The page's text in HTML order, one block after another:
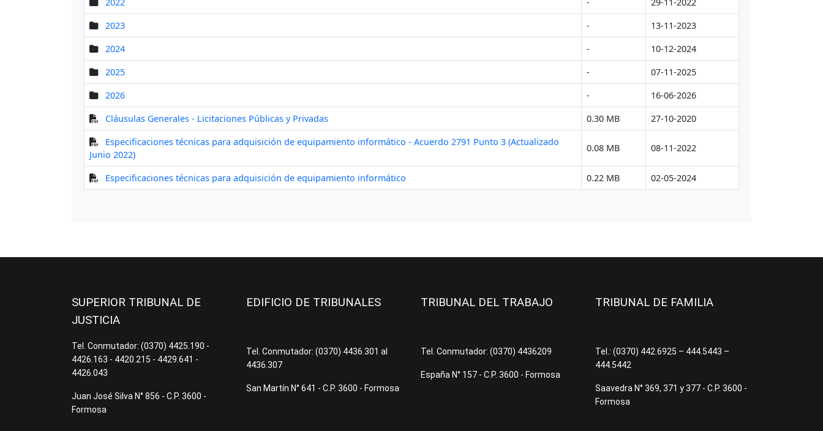
SUPERIOR TRIBUNAL DE
JUSTICIA
Tel. Conmutador: (0370) 4425.190 -
4426.163 - 4420.215 - 4429.641 -
4426.043
Juan José Silva N° 856 - C.P. 3600 -
Formosa
EDIFICIO DE TRIBUNALES
Tel. Conmutador: (0370) 4436.301 al
4436.307
San Martín N° 641 - C.P. 3600 - Formosa
TRIBUNAL DEL TRABAJO
Tel. Conmutador: (0370) 4436209
España N° 157 - C.P. 3600 - Formosa
TRIBUNAL DE FAMILIA
Tel.: (0370) 442.6925 – 444.5443 –
444.5442
Saavedra N° 369, 371 y 377 - C.P. 3600 -
Formosa